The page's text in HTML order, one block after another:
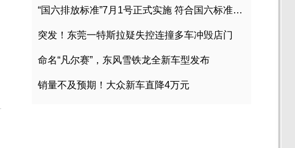
“国六排放标准”7月1号正式实施 符合国六标准车型目录一览
突发！东莞一特斯拉疑失控连撞多车冲毁店门
命名“凡尔赛”，东风雪铁龙全新车型发布
销量不及预期！大众新车直降4万元